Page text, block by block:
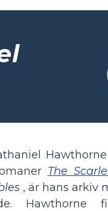
The
, är hans arkiv